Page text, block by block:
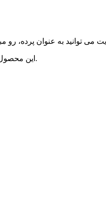
این محصول بسیار زیبا می تواند به منزل؛ محل کار و محیط هایی ماننده کافه و گیم نت و... زیبایی بسیار زیادی ببخشد.